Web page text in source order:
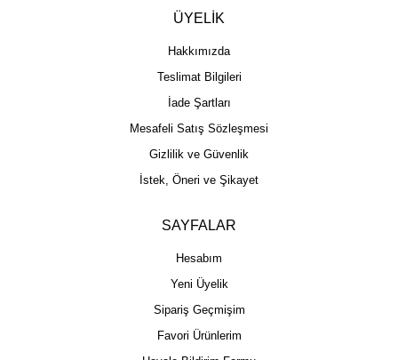
ÜYELİK
Hakkımızda
Teslimat Bilgileri
İade Şartları
Mesafeli Satış Sözleşmesi
Gizlilik ve Güvenlik
İstek, Öneri ve Şikayet
SAYFALAR
Hesabım
Yeni Üyelik
Sipariş Geçmişim
Favori Ürünlerim